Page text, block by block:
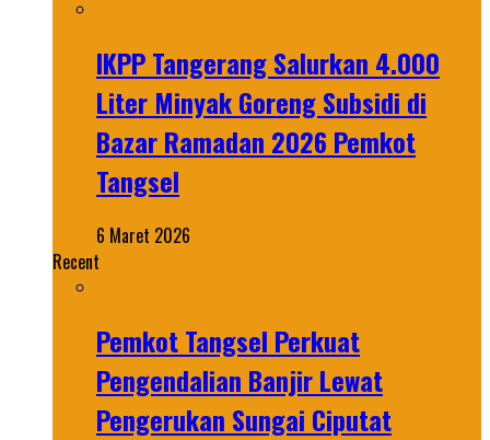
IKPP Tangerang Salurkan 4.000
Liter Minyak Goreng Subsidi di
Bazar Ramadan 2026 Pemkot
Tangsel
6 Maret 2026
Recent
Pemkot Tangsel Perkuat
Pengendalian Banjir Lewat
Pengerukan Sungai Ciputat